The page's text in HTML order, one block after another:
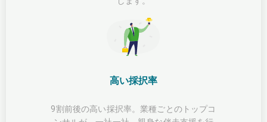
高い採択率
9割前後の高い採択率。業種ごとのトップコ